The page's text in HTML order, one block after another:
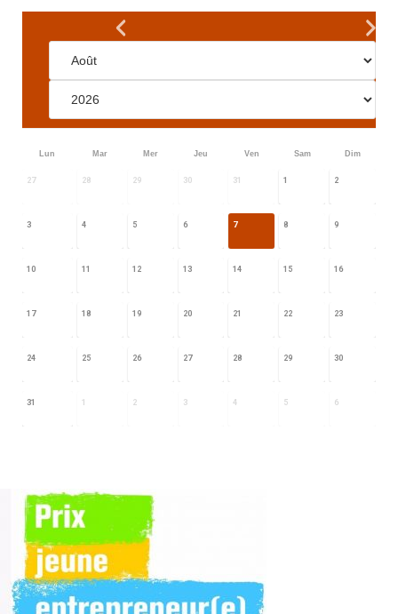
Lun Mar Mer Jeu Ven Sam Dim
27 28 29 30 31 1 2
3 4 5 6 7 8 9
10 11 12 13 14 15 16
17 18 19 20 21 22 23
24 25 26 27 28 29 30
31 1 2 3 4 5 6